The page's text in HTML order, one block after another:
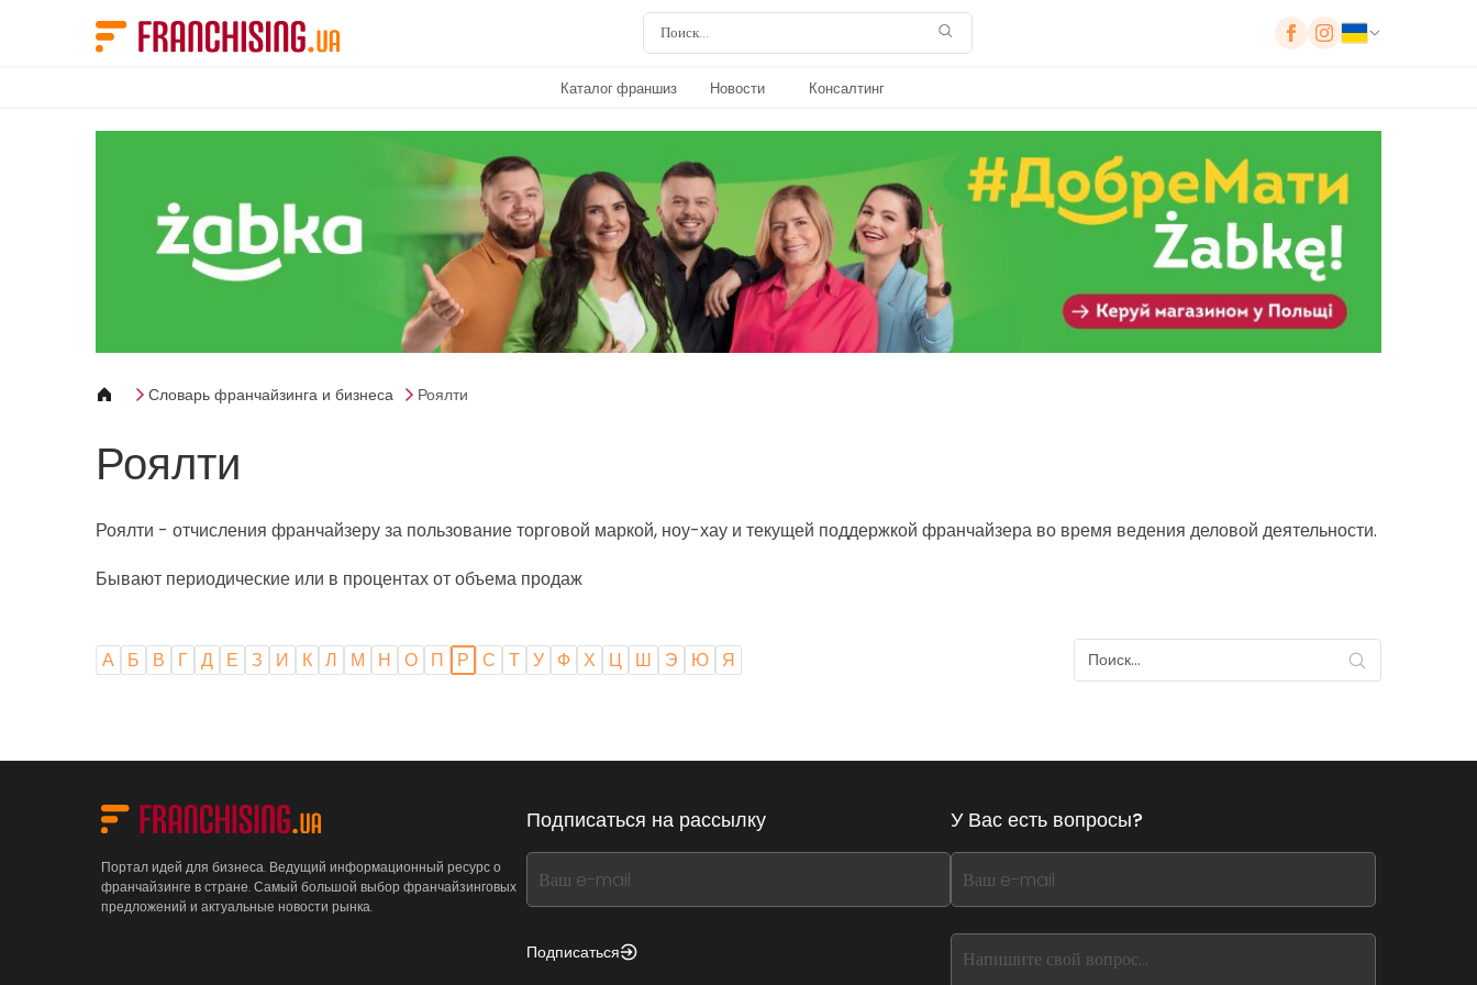
Каталог франшиз Новости Консалтинг
Словарь франчайзинга и бизнеса Роялти
Роялти
Роялти - отчисления франчайзеру за пользование торговой маркой, ноу-хау и текущей поддержкой франчайзера во время ведения деловой деятельности.
Бывают периодические или в процентах от объема продаж
А Б В Г Д Е З И К Л М Н О П Р С Т У Ф Х Ц Ш Э Ю Я
Портал идей для бизнеса. Ведущий информационный ресурс о
франчайзинге в стране. Самый большой выбор франчайзинговых
предложений и актуальные новости рынка.
Подписаться на рассылку
If
you
this,
Подписаться
У Вас есть вопросы?
If
you
this,